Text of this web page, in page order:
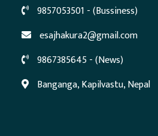
9857053501 - (Bussiness)
esajhakura2@gmail.com
9867385645 - (News)
Banganga, Kapilvastu, Nepal